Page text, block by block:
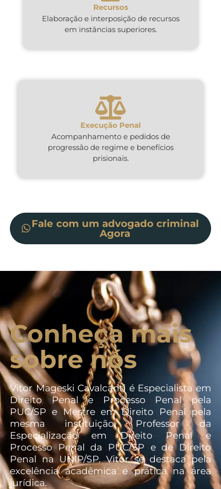
Recursos
Elaboração e interposição de recursos
em instâncias superiores.
Execução Penal
Acompanhamento e pedidos de
progressão de regime e benefícios
prisionais.
Fale com um advogado criminal
Agora
Conheça mais
sobre nós
Vitor Mageski Cavalcanti é Especialista em
Direito Penal e Processo Penal pela
PUC/SP e Mestre em Direito Penal pela
mesma instituição. Professor da
Especialização em Direito Penal e
Processo Penal da PUC/SP e de Direito
Penal na UNIP/SP. Vitor se destaca pela
excelência acadêmica e prática na área
jurídica.